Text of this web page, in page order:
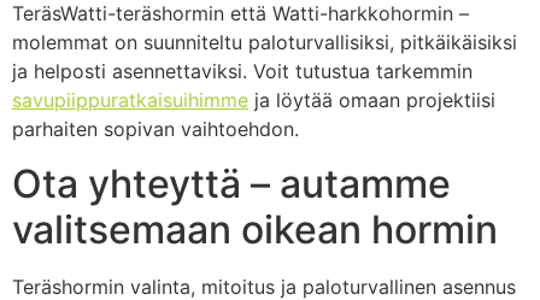
TeräsWatti-teräshormin että Watti-harkkohormin –
molemmat on suunniteltu paloturvallisiksi, pitkäikäisiksi
ja helposti asennettaviksi. Voit tutustua tarkemmin
savupiippuratkaisuihimme ja löytää omaan projektiisi
parhaiten sopivan vaihtoehdon.
Ota yhteyttä – autamme
valitsemaan oikean hormin
Teräshormin valinta, mitoitus ja paloturvallinen asennus